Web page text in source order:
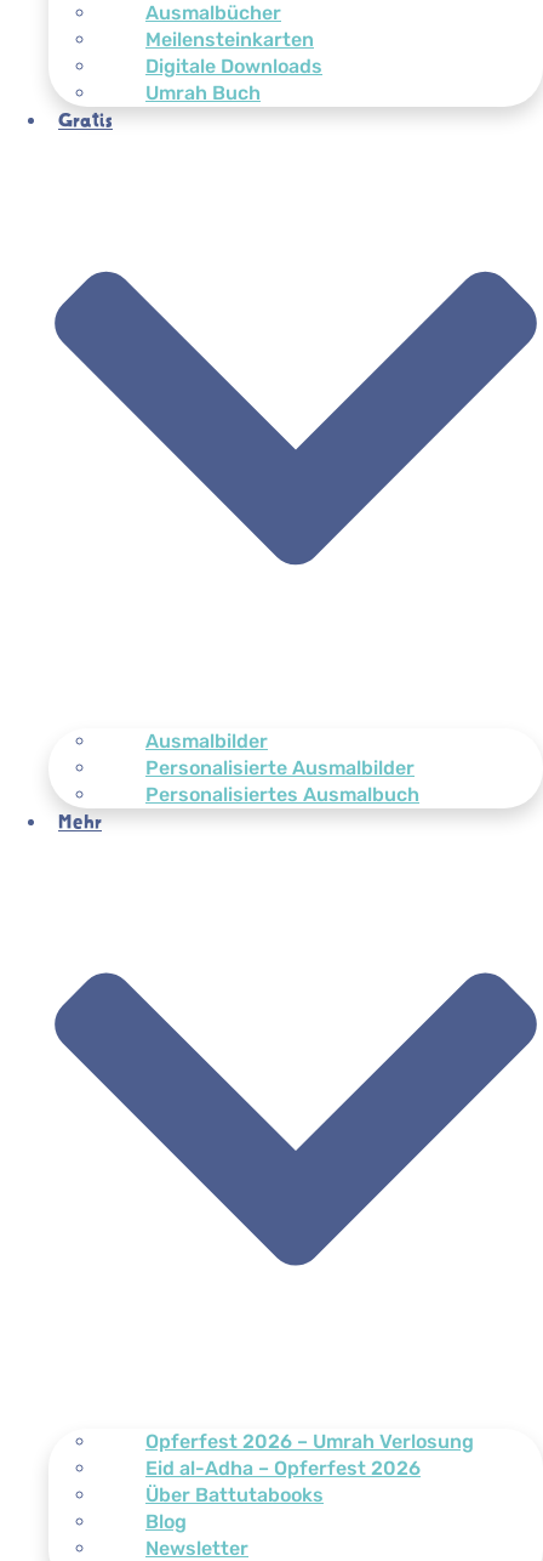
Ausmalbücher
Meilensteinkarten
Digitale Downloads
Umrah Buch
Gratis
Ausmalbilder
Personalisierte Ausmalbilder
Personalisiertes Ausmalbuch
Mehr
Opferfest 2026 – Umrah Verlosung
Eid al-Adha – Opferfest 2026
Über Battutabooks
Blog
Newsletter